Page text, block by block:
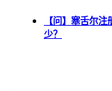
【问】塞舌尔
少？